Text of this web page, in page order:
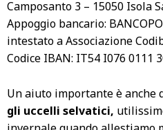
Camposanto 3 – 15050 Isola
Appoggio bancario:
intestato a Associazione
Codice IBAN: IT54 I076 0111
Un aiuto importante è anche
gli uccelli selvatici,